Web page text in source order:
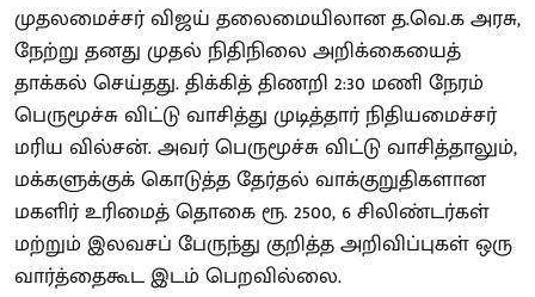
முதலமைச்சர் விஜய் தலைமையிலான த.வெ.க அரசு,
நேற்று தனது முதல் நிதிநிலை அறிக்கையைத்
தாக்கல் செய்தது. திக்கித் திணறி 2:30 மணி நேரம்
பெருமூச்சு விட்டு வாசித்து முடித்தார் நிதியமைச்சர்
மரிய வில்சன். அவர் பெருமூச்சு விட்டு வாசித்தாலும்,
மக்களுக்குக் கொடுத்த தேர்தல் வாக்குறுதிகளான
மகளிர் உரிமைத் தொகை ரூ. 2500, 6 சிலிண்டர்கள்
மற்றும் இலவசப் பேருந்து குறித்த அறிவிப்புகள் ஒரு
வார்த்தைகூட இடம் பெறவில்லை.